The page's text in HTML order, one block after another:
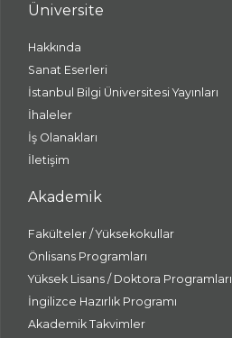
Üniversite
Hakkında
Sanat Eserleri
İstanbul Bilgi Üniversitesi Yayınları
İhaleler
İş Olanakları
İletişim
Akademik
Fakülteler / Yüksekokullar
Önlisans Programları
Yüksek Lisans / Doktora Programları
İngilizce Hazırlık Programı
Akademik Takvimler